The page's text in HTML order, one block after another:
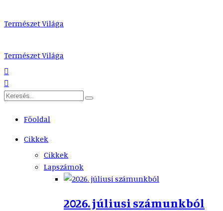
Természet Világa
Természet Világa
Főoldal
Cikkek
Cikkek
Lapszámok
2026. júliusi számunkból